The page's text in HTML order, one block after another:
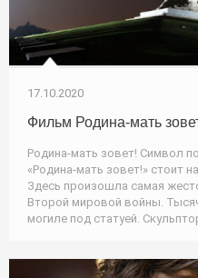
17.10.2020
Фильм Родина-мать
Родина-мать зовет! Символ
«Родина-мать зовет!» стоит
Здесь произошла самая
Второй мировой войны.
могиле под статуей.